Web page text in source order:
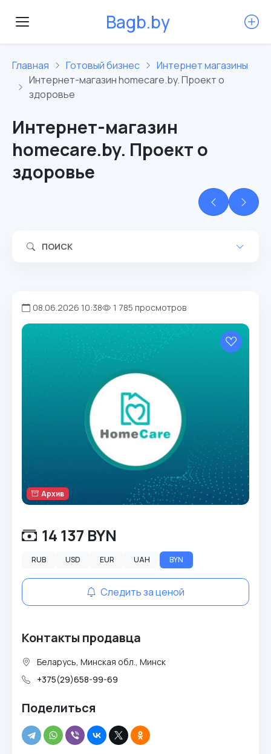
Bagb.by
Главная Готовый бизнес
Интернет магазины
Интернет-магазин homecare.by. Проект о
здоровье
Интернет-магазин
homecare.by. Проект о
здоровье
ПОИСК
08.06.2026 10:38 1 785 просмотров
Архив
14 137 BYN
RUB USD EUR UAH BYN
Следить за ценой
Контакты продавца
Беларусь, Минская обл., Минск
+375(29)658-99-69
Поделиться